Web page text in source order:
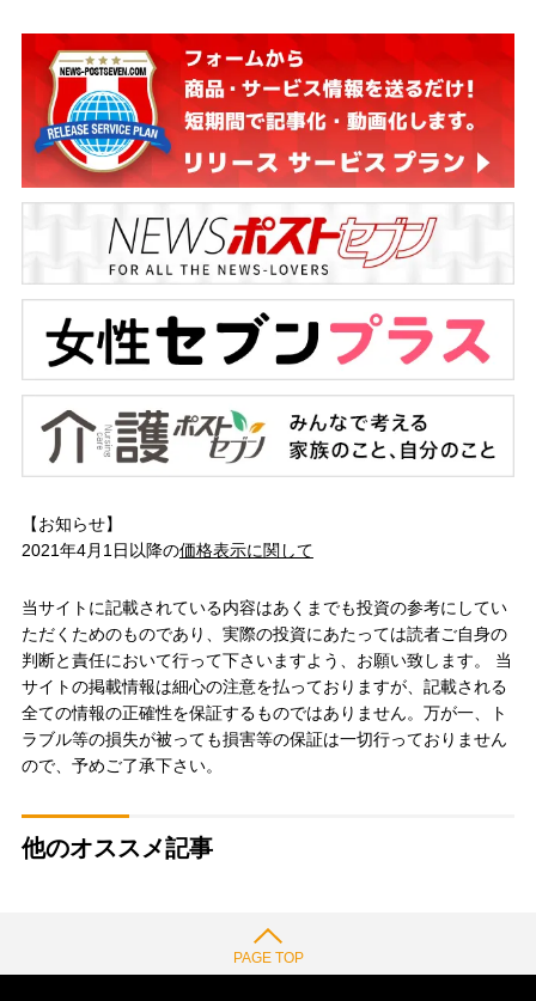
【お知らせ】
2021年4月1日以降の価格表示に関して
当サイトに記載されている内容はあくまでも投資の参考にしてい
ただくためのものであり、実際の投資にあたっては読者ご自身の
判断と責任において行って下さいますよう、お願い致します。 当
サイトの掲載情報は細心の注意を払っておりますが、記載される
全ての情報の正確性を保証するものではありません。万が一、ト
ラブル等の損失が被っても損害等の保証は一切行っておりません
ので、予めご了承下さい。
他のオススメ記事
PAGE TOP